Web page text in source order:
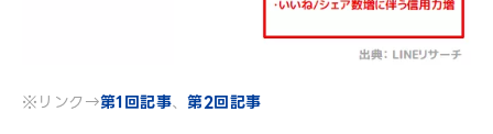
※リンク→第1回記事、第2回記事